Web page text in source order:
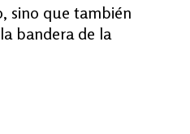
sino que también
bandera de la